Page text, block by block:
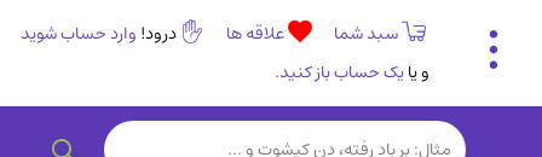
سبد شما علاقه ها درود! وارد حساب شوید
و یایک حساب باز کنید.
تاریخی و فرهنگی
(838)